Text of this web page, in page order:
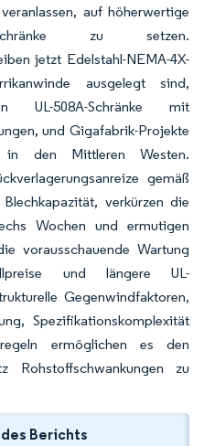
auf höherwertige
zu setzen.
jetzt Edelstahl-NEMA-4X-
ausgelegt sind,
UL-508A-Schränke mit
und Gigafabrik-Projekte
in den Mittleren Westen.
gemäß
verkürzen die
Wochen und ermutigen
vorausschauende Wartung
und längere UL-
Gegenwindfaktoren,
Spezifikationskomplexität
ermöglichen es den
Rohstoffschwankungen zu
Berichts